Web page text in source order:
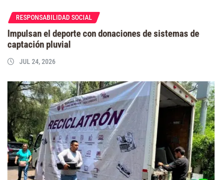
RESPONSABILIDAD SOCIAL
Impulsan el deporte con donaciones de sistemas de
captación pluvial
JUL 24, 2026